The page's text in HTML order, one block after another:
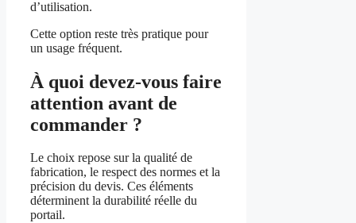
d’utilisation.
Cette option reste très pratique pour
un usage fréquent.
À quoi devez-vous faire
attention avant de
commander ?
Le choix repose sur la qualité de
fabrication, le respect des normes et la
précision du devis. Ces éléments
déterminent la durabilité réelle du
portail.